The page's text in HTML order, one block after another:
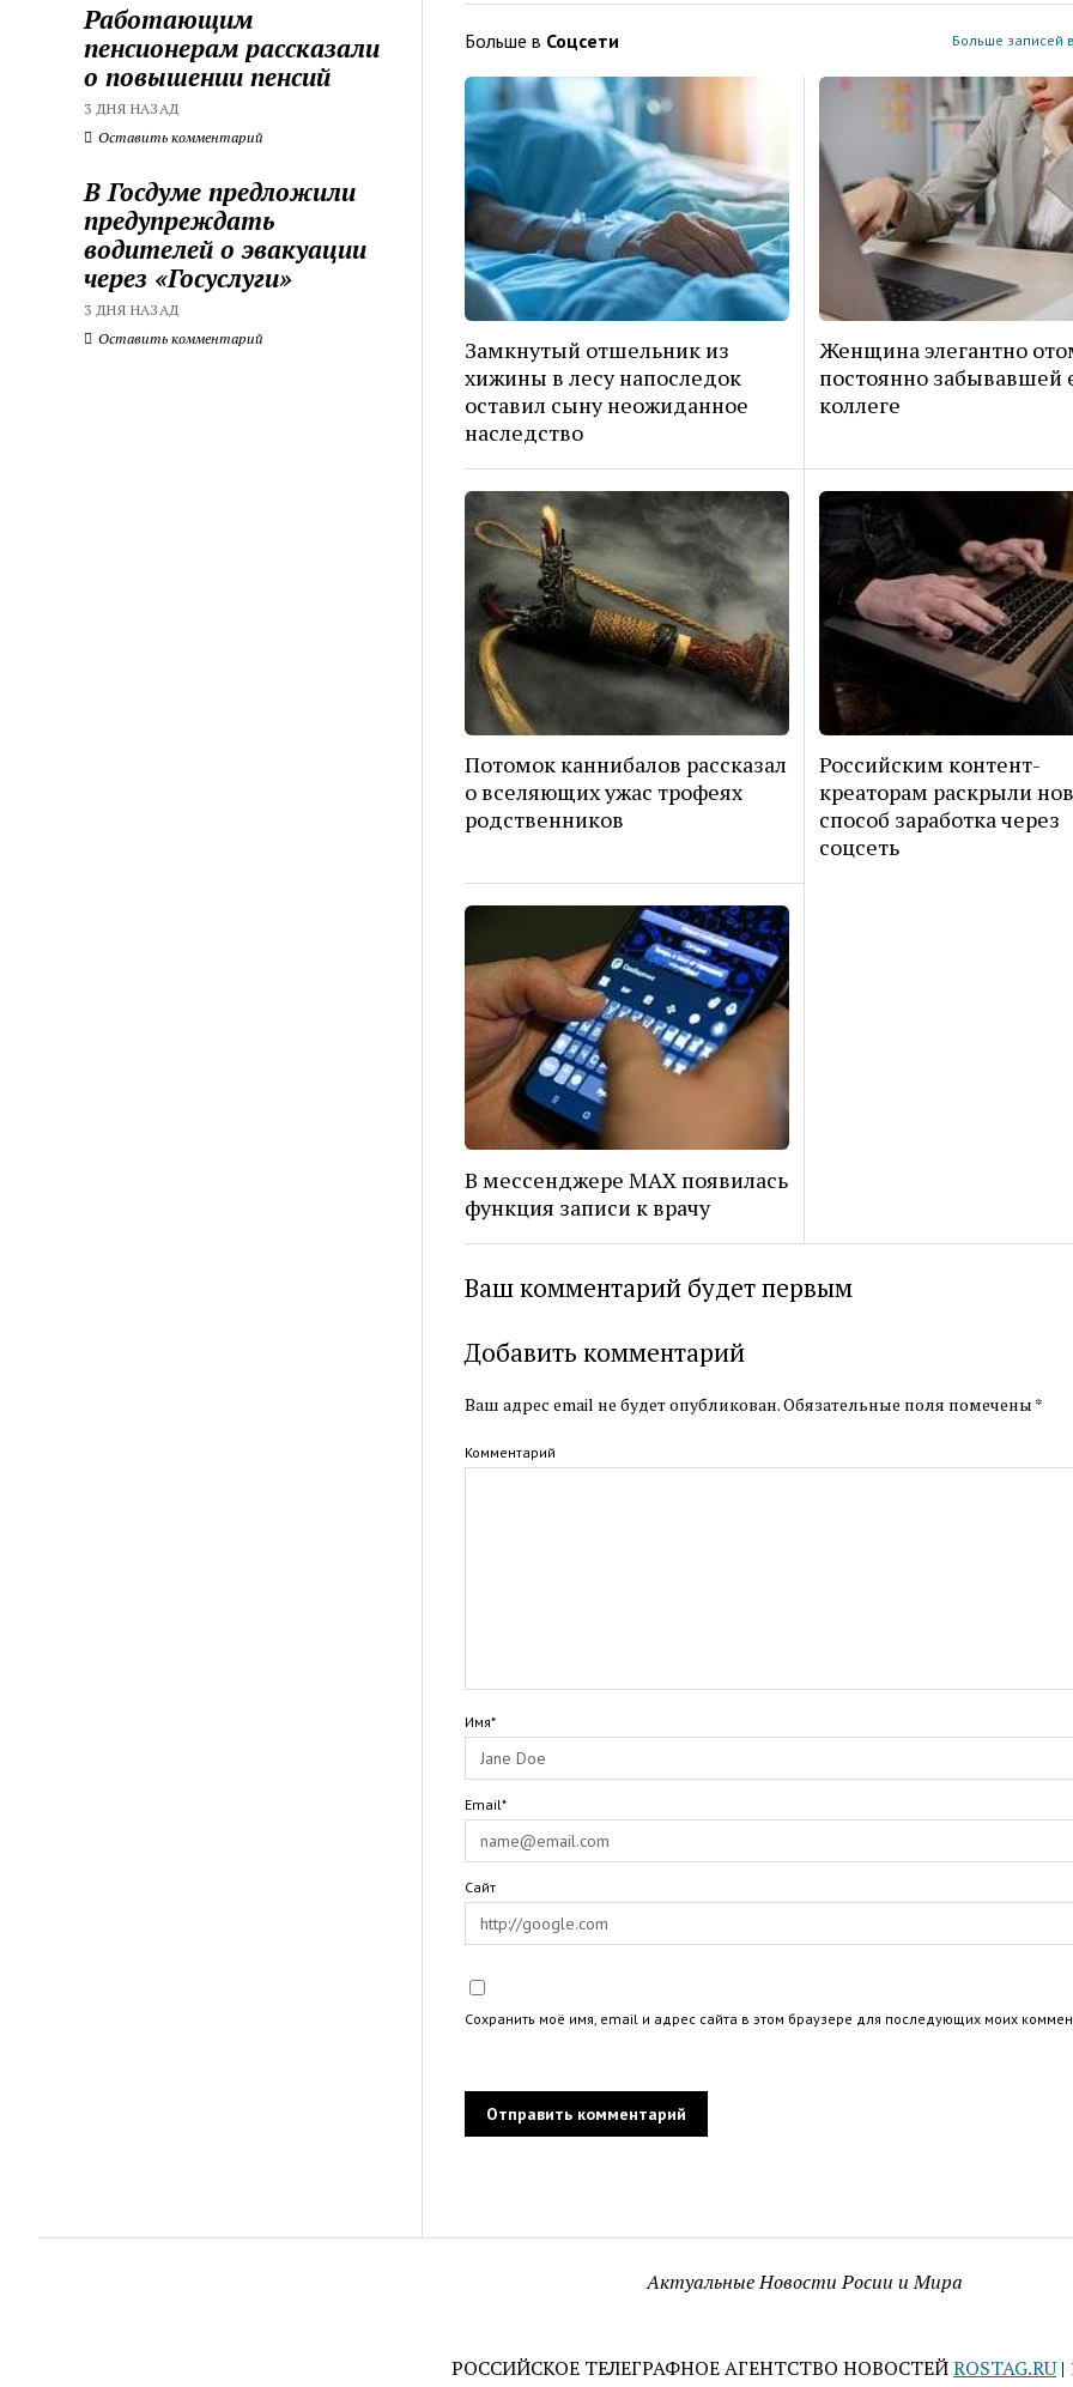
Работающим
пенсионерам рассказали
о повышении пенсий
3 ДНЯ НАЗАД
Оставить комментарий
В Госдуме предложили
предупреждать
водителей о эвакуации
через «Госуслуги»
3 ДНЯ НАЗАД
Оставить комментарий
Больше в Соцсети Больше записей
Замкнутый отшельник из
хижины в лесу напоследок
оставил сыну неожиданное
наследство
Женщина элегантно
постоянно забывавшей
коллеге
Потомок каннибалов рассказал
о вселяющих ужас трофеях
родственников
Российским контент-
креаторам раскрыли
способ заработка через
соцсеть
В мессенджере MAX появилась
функция записи к врачу
Ваш комментарий будет первым
Добавить комментарий
Ваш адрес email не будет опубликован.Обязательные поля помечены *
Комментарий
Имя*
Email*
Сайт
Сохранить моё имя, email и адрес сайта в этом браузере для последующих моих
Актуальные Новости Росии и Мира
РОССИЙСКОЕ ТЕЛЕГРАФНОЕ АГЕНТСТВО НОВОСТЕЙROSTAG.RU |